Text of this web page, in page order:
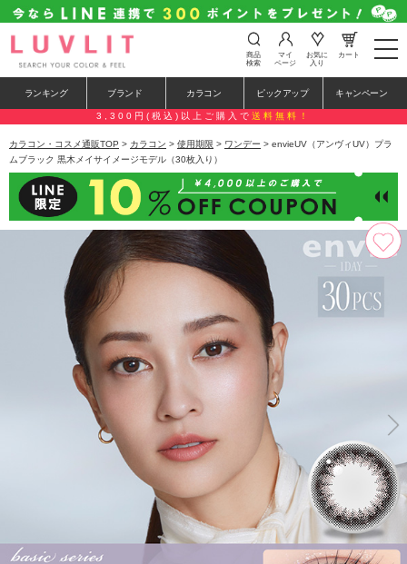
t
o
e
n
a
a
i
o
n
商品
検索
マイ
ページ
お気に
入り
カート
ランキング ブランド カラコン ピックアップ キャンペーン
3,300円(税込)以上ご購入で 送料無料！
カラコン・コスメ通販TOP > カラコン > 使用期限 > ワンデー > envieUV（アンヴィUV）プラ
ムブラック 黒木メイサイメージモデル（30枚入り）